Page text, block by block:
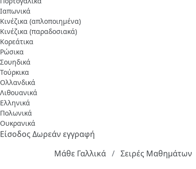
Ιαπωνικά
Κινέζικα (απλοποιημένα)
Κινέζικα (παραδοσιακά)
Κορεάτικα
Ρώσικα
Σουηδικά
Τούρκικα
Ολλανδικά
Λιθουανικά
Ελληνικά
Πολωνικά
Ουκρανικά
ΕίσοδοςΔωρεάν εγγραφή
Μάθε Γαλλικά
Σειρές Μαθημάτων